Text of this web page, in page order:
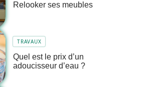
Relooker ses meubles
TRAVAUX
Quel est le prix d’un
adoucisseur d’eau ?